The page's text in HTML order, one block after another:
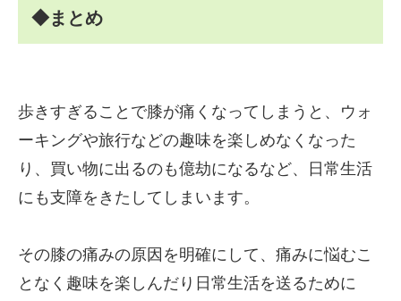
◆まとめ
歩きすぎることで膝が痛くなってしまうと、ウォ
ーキングや旅行などの趣味を楽しめなくなった
り、買い物に出るのも億劫になるなど、日常生活
にも支障をきたしてしまいます。
その膝の痛みの原因を明確にして、痛みに悩むこ
となく趣味を楽しんだり日常生活を送るために